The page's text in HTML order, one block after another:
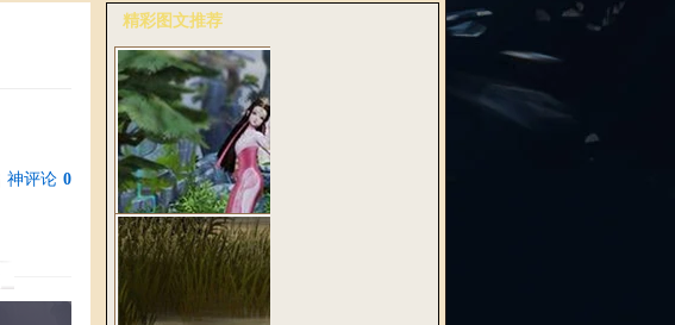
神评论 0
精彩图文推荐
更多>>
桃粉诗音兆丰年